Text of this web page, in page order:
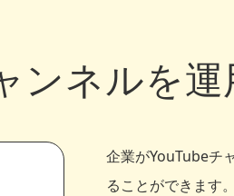
ンネルを運
企業がYouTubeチ
ることができます